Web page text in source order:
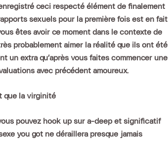
ceci respecté élément de finalement
sexuels pour la première fois est en fait
êtes avoir ce moment dans le contexte de
probablement aimer la réalité que ils ont été
un extra qu’après vous faites commencer une
avec précédent amoureux.
que la virginité
pouvez hook up sur a-deep et significatif
you got ne déraillera presque jamais